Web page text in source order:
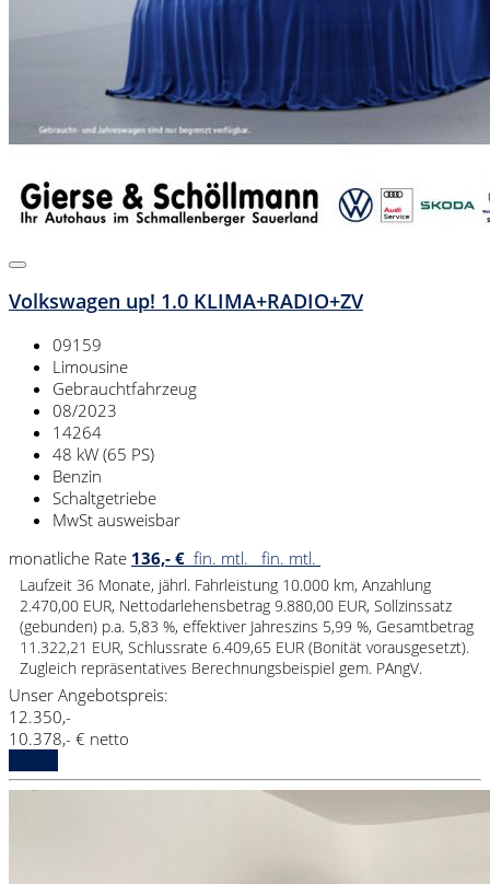
Volkswagen up! 1.0 KLIMA+RADIO+ZV
09159
Limousine
Gebrauchtfahrzeug
08/2023
14264
48 kW (65 PS)
Benzin
Schaltgetriebe
MwSt ausweisbar
monatliche Rate 136,- € fin. mtl. fin. mtl.
Laufzeit 36 Monate, jährl. Fahrleistung 10.000 km, Anzahlung
2.470,00 EUR, Nettodarlehensbetrag 9.880,00 EUR, Sollzinssatz
(gebunden) p.a. 5,83 %, effektiver Jahreszins 5,99 %, Gesamtbetrag
11.322,21 EUR, Schlussrate 6.409,65 EUR (Bonität vorausgesetzt).
Zugleich repräsentatives Berechnungsbeispiel gem. PAngV.
Unser Angebotspreis:
12.350,-
10.378,- € netto